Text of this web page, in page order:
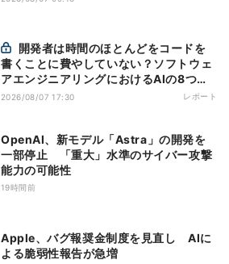
書くことに費やしていない？ソフトウェ
アエンジニアリングにおけるAIの8つの
神話への賛否
2026/08/07 17:30 レポート
OpenAI、新モデル「Astra」の開発を
一部停止 「重大」水準のサイバー攻撃
能力の可能性
19時間前
Apple、バグ報奨金制度を見直し AIに
よる脆弱性報告が急増